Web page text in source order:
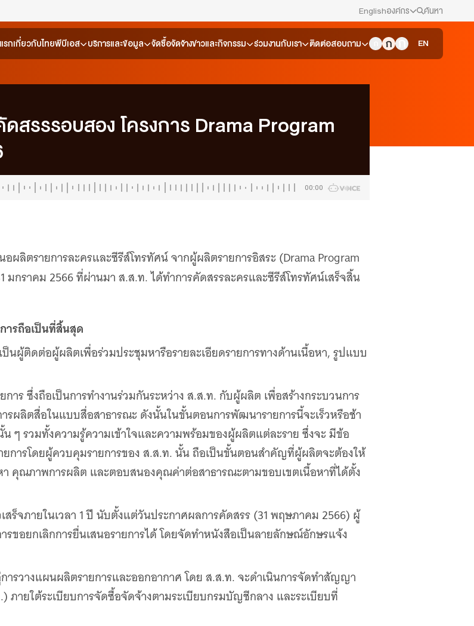
Englishองค์กร
สมัครงาน/ฝึกงาน
ค้นหา
รกเกี่ยวกับไทยพีบีเอส บริการและข้อมูล จัดซื้อจัดจ้างข่าวและกิจกรรม ร่วมงานกับเรา ติดต่อสอบถาม EN
สรรรอบสอง โครงการ Drama Program
00:00
ผลิตรายการละครและซีรีส์โทรทัศน์ จากผู้ผลิตรายการอิสระ (Drama Program
มกราคม 2566 ที่ผ่านมา ส.ส.ท. ได้ทำการคัดสรรละครและซีรีส์โทรทัศน์เสร็จสิ้น
ารถือเป็นที่สิ้นสุด
นผู้ติดต่อผู้ผลิตเพื่อร่วมประชุมหารือรายละเอียดรายการทางด้านเนื้อหา, รูปแบบ
ร ซึ่งถือเป็นการทำงานร่วมกันระหว่าง ส.ส.ท. กับผู้ผลิต เพื่อสร้างกระบวนการ
ารผลิตสื่อในแบบสื่อสาธารณะ ดังนั้นในขั้นตอนการพัฒนารายการนี้จะเร็วหรือช้า
ๆ รวมทั้งความรู้ความเข้าใจและความพร้อมของผู้ผลิตแต่ละราย ซึ่งจะ มีข้อ
ารโดยผู้ควบคุมรายการของ ส.ส.ท. นั้น ถือเป็นขั้นตอนสำคัญที่ผู้ผลิตจะต้องให้
คุณภาพการผลิต และตอบสนองคุณค่าต่อสาธารณะตามขอบเขตเนื้อหาที่ได้ตั้ง
ร็จภายในเวลา 1 ปี นับตั้งแต่วันประกาศผลการคัดสรร (31 พฤษภาคม 2566) ผู้
ขอยกเลิกการยื่นเสนอรายการได้ โดยจัดทำหนังสือเป็นลายลักษณ์อักษรแจ้ง
ารวางแผนผลิตรายการและออกอากาศ โดย ส.ส.ท. จะดำเนินการจัดทำสัญญา
ายใต้ระเบียบการจัดซื้อจัดจ้างตามระเบียบกรมบัญชีกลาง และระเบียบที่